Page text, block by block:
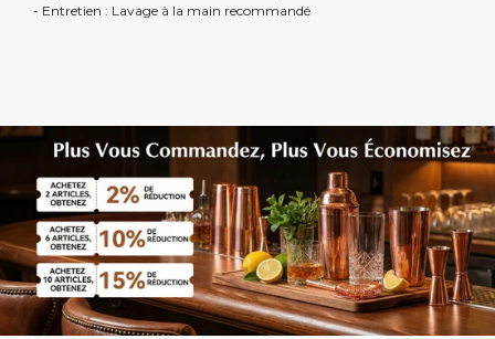
- Entretien : Lavage à la main recommandé